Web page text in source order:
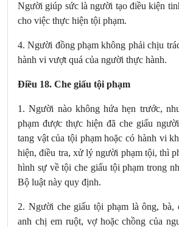
Người giúp sức là người tạo điều kiện
cho việc thực hiện tội phạm.
4. Người đồng phạm không phải chịu
hành vi vượt quá của người thực hành.
Điều 18. Che giấu tội phạm
1. Người nào không hứa hẹn trước,
phạm được thực hiện đã che giấu
tang vật của tội phạm hoặc có hành vi
hiện, điều tra, xử lý người phạm tội, thì
hình sự về tội che giấu tội phạm trong
Bộ luật này quy định.
2. Người che giấu tội phạm là ông, bà,
anh chị em ruột, vợ hoặc chồng của